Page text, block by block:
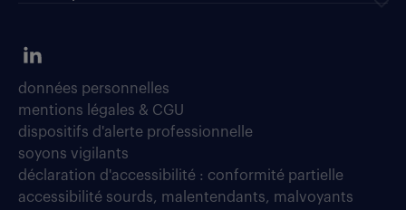
données personnelles
mentions légales & CGU
dispositifs d'alerte professionnelle
soyons vigilants
déclaration d'accessibilité : conformité partielle
accessibilité sourds, malentendants, malvoyants